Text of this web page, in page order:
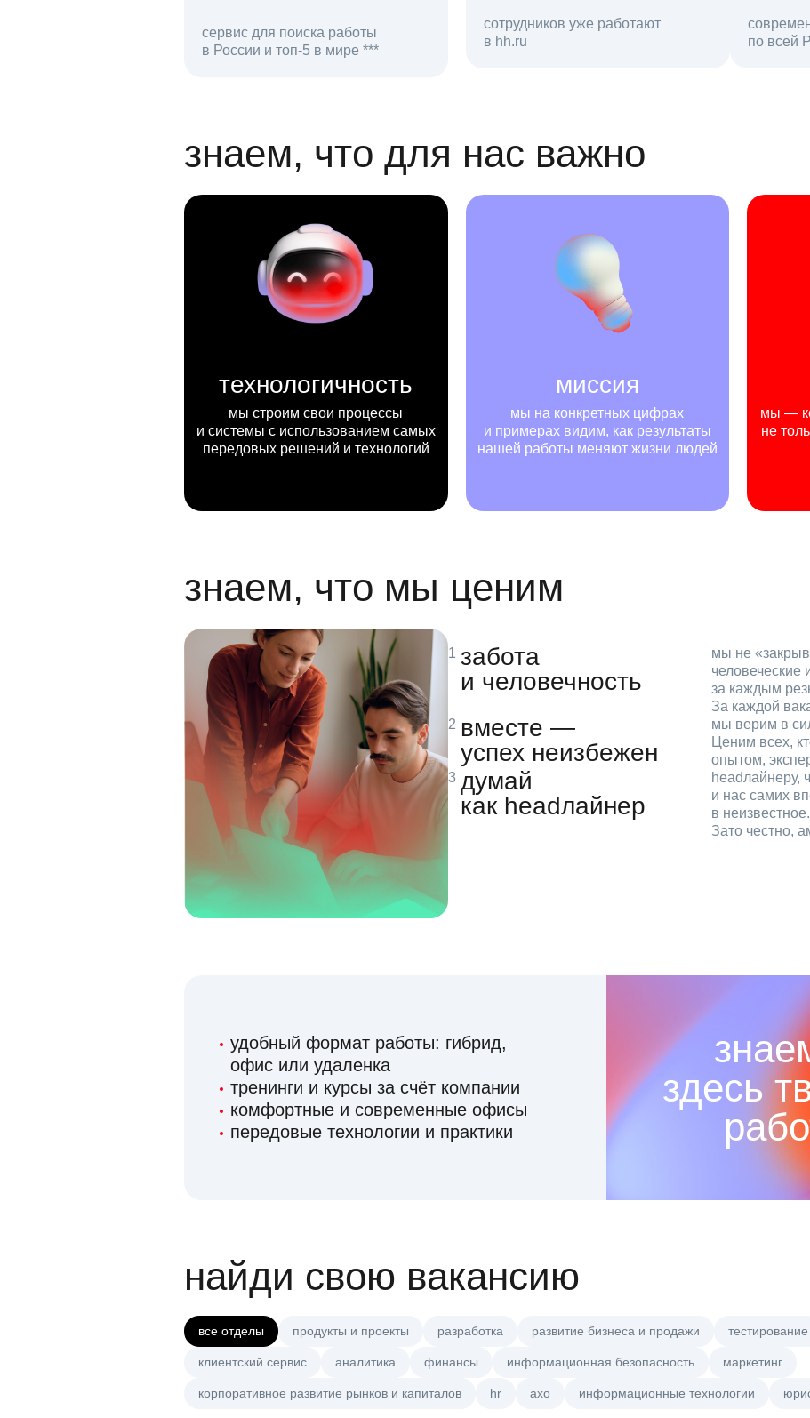
сервис для поиска работы
в России и топ-5 в мире ***
откликов на вакансии
сотрудников уже работают
в hh.ru
по всей
знаем, что для нас важно
технологичность
мы строим свои процессы
и системы с использованием самых
передовых решений и технологий
миссия
мы на конкретных цифрах
и примерах видим, как результаты
нашей работы меняют жизни людей
мы —
не
знаем, что мы ценим
забота
и человечность
мы не
человеческие
за каждым
За каждой
вместе —
успех неизбежен
мы верим в
Ценим всех,
опытом,
думай
как headлайнер
headлайнеру,
и нас самих
в
Зато честно,
удобный формат работы: гибрид,
офис или удаленка
тренинги и курсы за счёт компании
комфортные и современные офисы
передовые технологии и практики
здесь
найди свою вакансию
все отделы продукты и проекты разработка развитие бизнеса и продажи тестирование
клиентский сервис аналитика финансы информационная безопасность маркетинг
корпоративное развитие рынков и капиталов hr axo информационные технологии